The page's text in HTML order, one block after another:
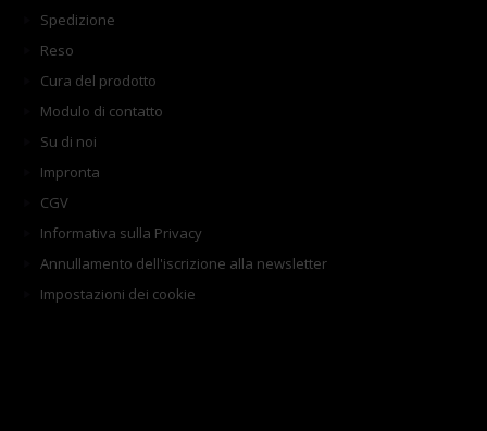
Spedizione
Reso
Cura del prodotto
Modulo di contatto
Su di noi
Impronta
CGV
Informativa sulla Privacy
Annullamento dell'iscrizione alla newsletter
Impostazioni dei cookie